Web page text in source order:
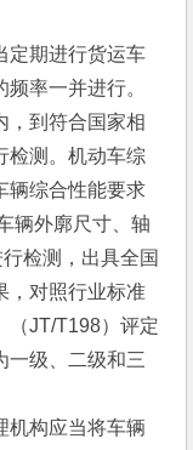
期进行货运车
率一并进行。
到符合国家相
检测。机动车综
辆综合性能要求
辆外廓尺寸、轴
检测，出具全国
，对照行业标准
（JT/T198）评定
一级、二级和三
构应当将车辆